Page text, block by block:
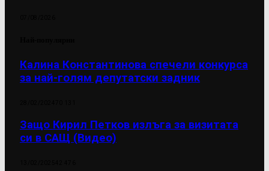
Калина Константинова спечели конкурса
за най-голям депутатски задник
Защо Кирил Петков излъга за визитата
си в САЩ (Видео)